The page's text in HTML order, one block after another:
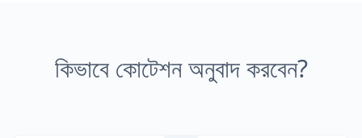
কিভাবে কোটেশন অনুবাদ করবেন?